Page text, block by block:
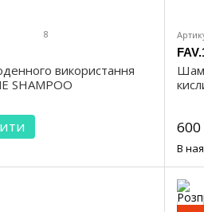
8
використання
SHAMPOO
600
В